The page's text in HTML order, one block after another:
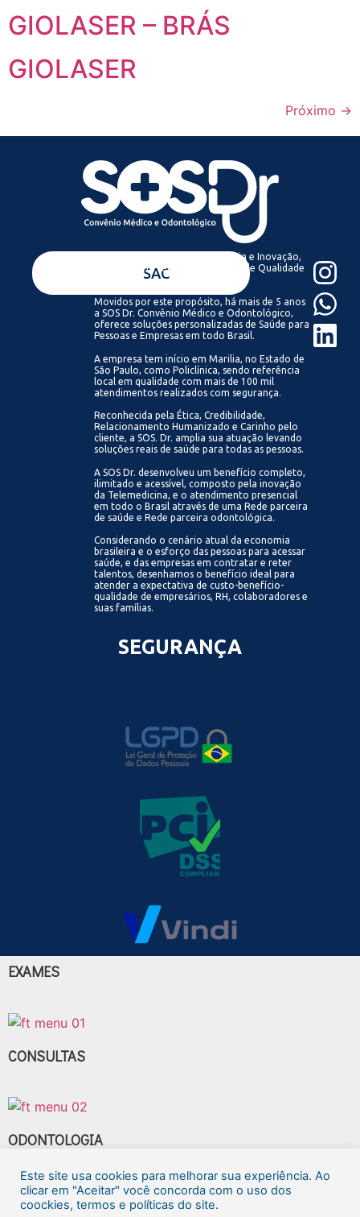
GIOLASER – BRÁS
GIOLASER
Próximo →
VENDASSAC
Acreditamos que com Tecnologia e Inovação,
todos podem ter acesso a Saúde de Qualidade
Movidos por este propósito, há mais de 5 anos
a SOS Dr. Convênio Médico e Odontológico,
oferece soluções personalizadas de Saúde para
Pessoas e Empresas em todo Brasil.
A empresa tem início em Marilia, no Estado de
São Paulo, como Policlínica, sendo referência
local em qualidade com mais de 100 mil
atendimentos realizados com segurança.
Reconhecida pela Ética, Credibilidade,
Relacionamento Humanizado e Carinho pelo
cliente, a SOS. Dr. amplia sua atuação levando
soluções reais de saúde para todas as pessoas.
A SOS Dr. desenvolveu um benefício completo,
ilimitado e acessível, composto pela inovação
da Telemedicina, e o atendimento presencial
em todo o Brasil através de uma Rede parceira
de saúde e Rede parceira odontológica.
Considerando o cenário atual da economia
brasileira e o esforço das pessoas para acessar
saúde, e das empresas em contratar e reter
talentos, desenhamos o benefício ideal para
atender a expectativa de custo-benefício-
qualidade de empresários, RH, colaboradores e
suas famílias.
SEGURANÇA
Este site usa cookies para melhorar sua experiência. Ao
clicar em "Aceitar" você concorda com o uso dos
coockies, termos e políticas do site.
EXAMES
CONSULTAS
ODONTOLOGIA